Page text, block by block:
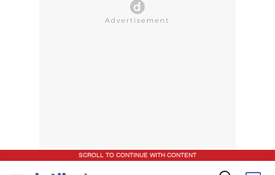
SCROLL TO CONTINUE WITH CONTENT